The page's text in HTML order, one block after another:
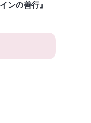
ンの善行』